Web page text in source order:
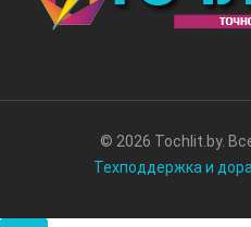
© 2026 Tochlit.by.
Техподдержка и